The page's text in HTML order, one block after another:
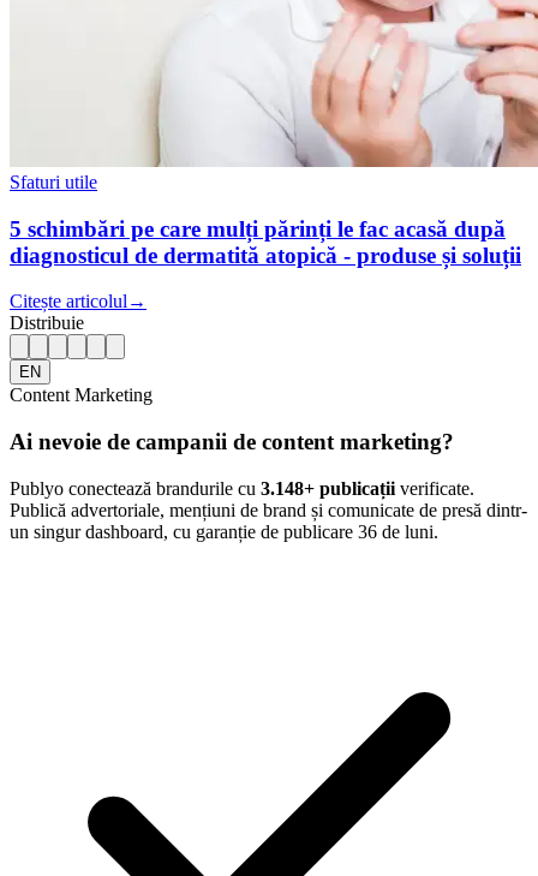
Sfaturi utile
5 schimbări pe care mulți părinți le fac acasă după
diagnosticul de dermatită atopică - produse și soluții
Citește articolul→
Distribuie
EN
Content Marketing
Ai nevoie de campanii de content marketing?
Publyo conectează brandurile cu 3.148+ publicații verificate.
Publică advertoriale, mențiuni de brand și comunicate de presă dintr-
un singur dashboard, cu garanție de publicare 36 de luni.